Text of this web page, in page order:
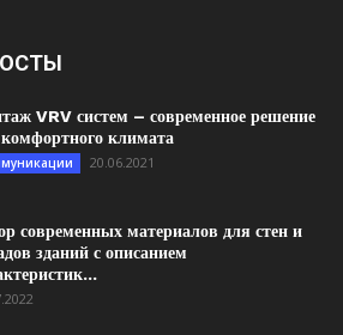
VRV систем – современное решение
климата
20.06.2021
современных материалов для стен и
зданий с описанием